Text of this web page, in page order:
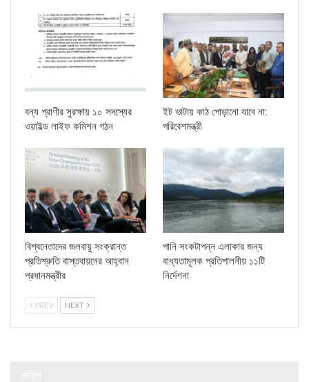
বন্য প্রাণীর সুরক্ষায় ১০ সদস্যের
ওয়াইল্ড লাইফ কমিশন গঠন
ইট ভাটায় কাঠ পোড়ানো যাবে না:
পরিবেশমন্ত্রী
বিশ্বনেতাদের জলবায়ু সংক্রান্ত
প্রতিশ্রুতি বাস্তবায়নের আহ্বান
প্রধানমন্ত্রীর
পানি সংকটাপন্ন এলাকার জন্য
বাধ্যতামূলক প্রতিপালনীয় ১১টি
নির্দেশনা
PREV NEXT